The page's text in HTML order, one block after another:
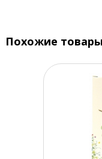
Похожие товары